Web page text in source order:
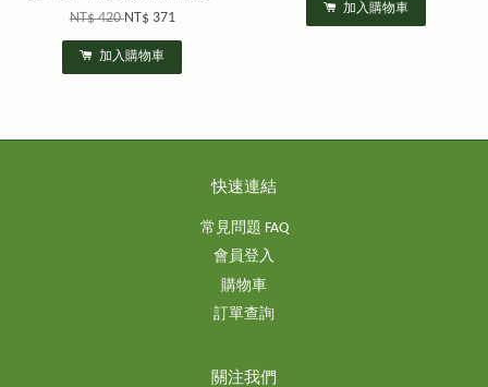
NT$ 420NT$ 371
加入購物車
加入購物車
快速連結
常見問題 FAQ
會員登入
購物車
訂單查詢
關注我們